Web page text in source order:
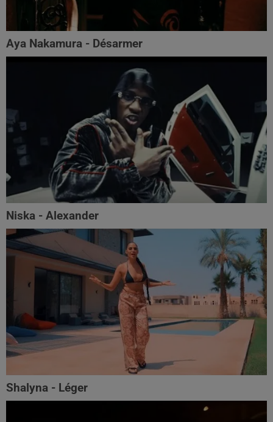
Aya Nakamura - Désarmer
Niska - Alexander
Shalyna - Léger